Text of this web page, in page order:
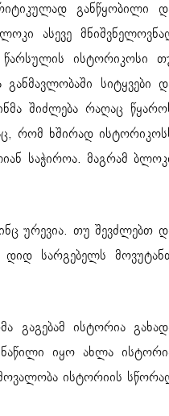
განწყობილი
ასევე
წარსულის ისტორიკოსი
სიტყვები
შიძლება რაღაც
რომ ხშირად
საჭიროა. მაგრამ
ურევია. თუ შევძლებთ
დიდ სარგებელს
გაგებამ ისტორია
იყო ახლა
ისტორიის